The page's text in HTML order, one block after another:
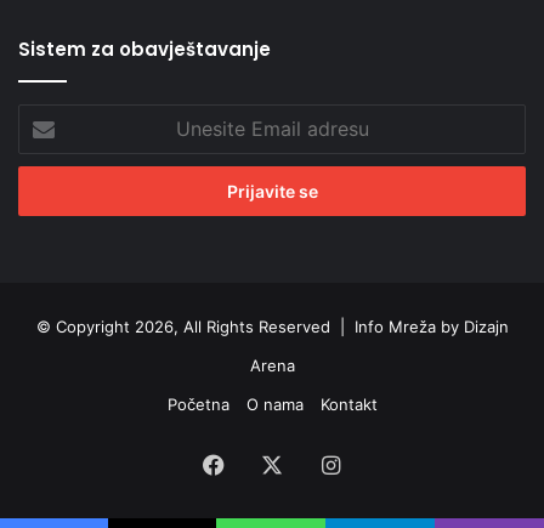
Sistem za obavještavanje
Email
adresu
© Copyright 2026, All Rights Reserved | Info Mreža by Dizajn
Arena
Početna
O nama Kontakt
Facebook Instagram